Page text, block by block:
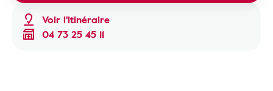
Voir l'itinéraire
04 73 25 45 11